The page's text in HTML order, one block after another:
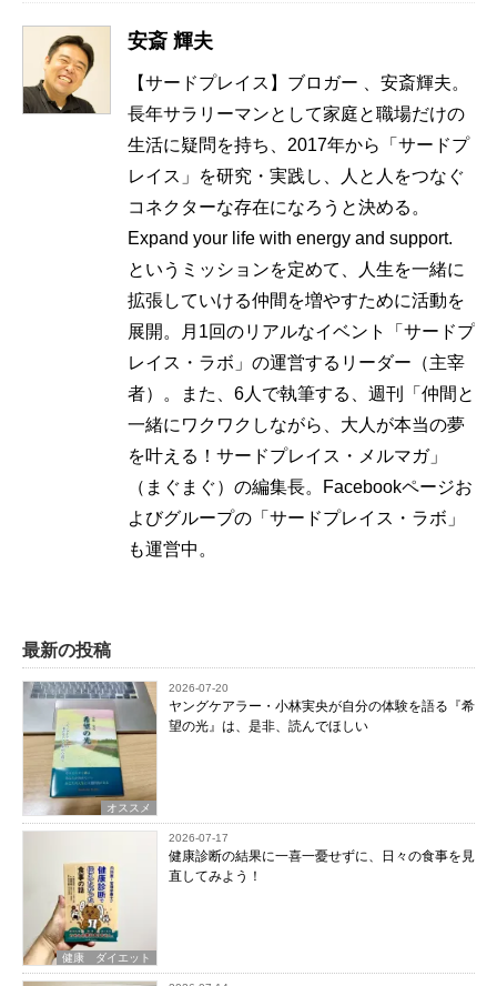
安斎 輝夫
【サードプレイス】ブロガー 、安斎輝夫。
長年サラリーマンとして家庭と職場だけの
生活に疑問を持ち、2017年から「サードプ
レイス」を研究・実践し、人と人をつなぐ
コネクターな存在になろうと決める。
Expand your life with energy and support.
というミッションを定めて、人生を一緒に
拡張していける仲間を増やすために活動を
展開。月1回のリアルなイベント「サードプ
レイス・ラボ」の運営するリーダー（主宰
者）。また、6人で執筆する、週刊「仲間と
一緒にワクワクしながら、大人が本当の夢
を叶える！サードプレイス・メルマガ」
（まぐまぐ）の編集長。Facebookページお
よびグループの「サードプレイス・ラボ」
も運営中。
最新の投稿
オススメ
2026-07-20
ヤングケアラー・小林実央が自分の体験を語る『希
望の光』は、是非、読んでほしい
健康 ダイエット
2026-07-17
健康診断の結果に一喜一憂せずに、日々の食事を見
直してみよう！